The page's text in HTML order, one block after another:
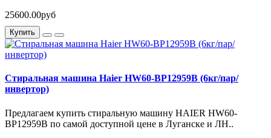
25600.00руб
Купить
Стиральная машина Haier HW60-BP12959B (6кг/пар/
инвертор)
Предлагаем купить стиральную машину HAIER HW60-
BP12959B по самой доступной цене в Луганске и ЛН..